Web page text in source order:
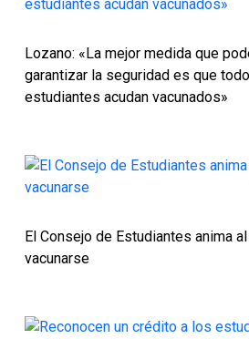
Lozano: «La mejor medida que
garantizar la seguridad es que
estudiantes acudan vacunados»
El Consejo de Estudiantes anima
vacunarse